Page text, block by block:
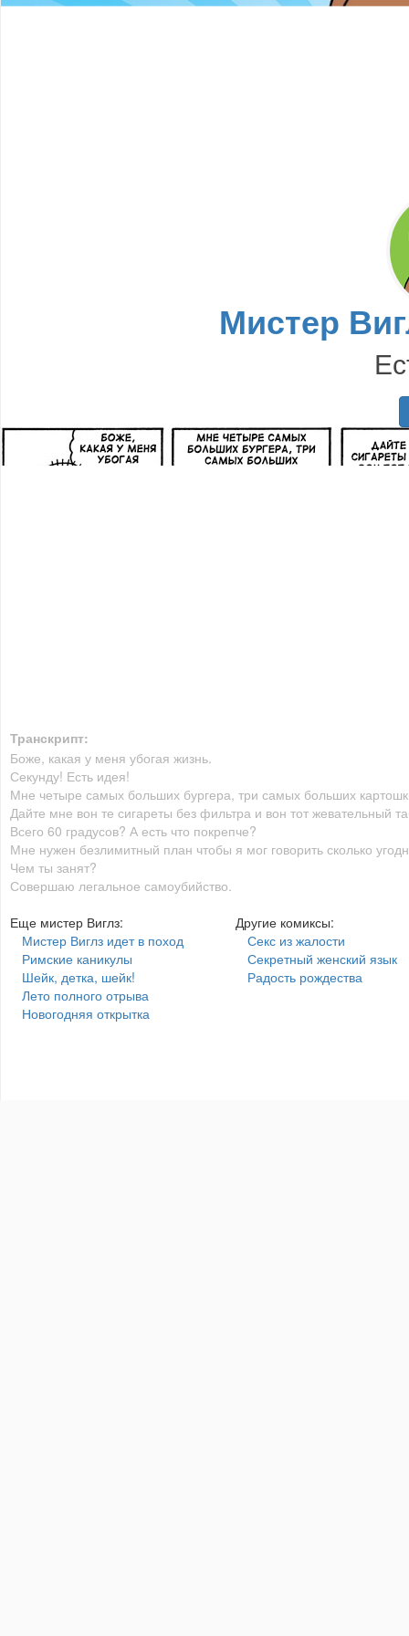
Мистер
Транскрипт:
Боже, какая у меня убогая жизнь.
Секунду! Есть идея!
Мне четыре самых больших бургера, три самых больших
Дайте мне вон те сигареты без фильтра и вон тот жевательный
Всего 60 градусов? А есть что покрепче?
Мне нужен безлимитный план чтобы я мог говорить сколько
Чем ты занят?
Совершаю легальное самоубийство.
Еще мистер Виглз:
Мистер Виглз идет в поход
Римские каникулы
Шейк, детка, шейк!
Лето полного отрыва
Новогодняя открытка
Другие комиксы:
Секс из жалости
Секретный женский язык
Радость рождества